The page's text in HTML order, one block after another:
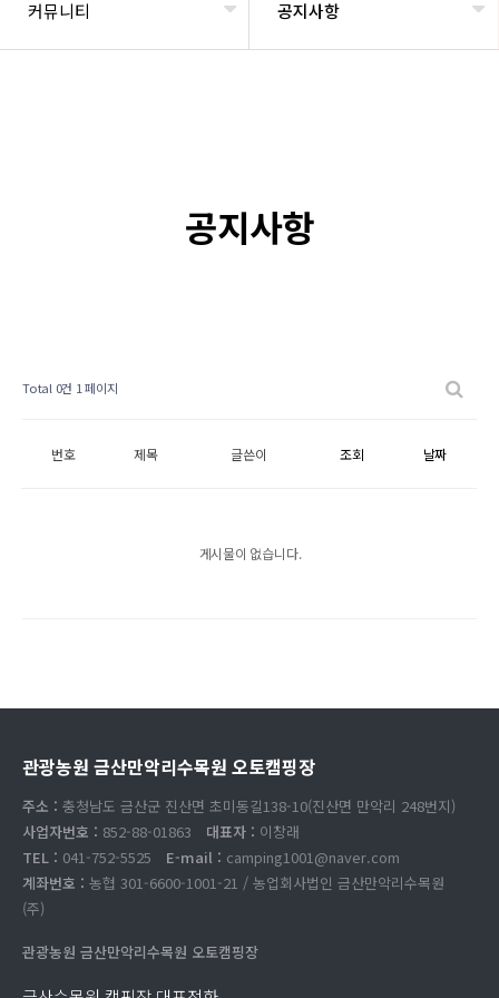
커뮤니티 공지사항
공지사항
Total 0건 1 페이지
번호 제목 글쓴이 조회 날짜
게시물이 없습니다.
관광농원 금산만악리수목원 오토캠핑장
주소 : 충청남도 금산군 진산면 초미동길138-10(진산면 만악리 248번지)
사업자번호 : 852-88-01863 대표자 : 이창래
TEL : 041-752-5525 E-mail : camping1001@naver.com
계좌번호 : 농협 301-6600-1001-21 / 농업회사법인 금산만악리수목원
(주)
관광농원 금산만악리수목원 오토캠핑장